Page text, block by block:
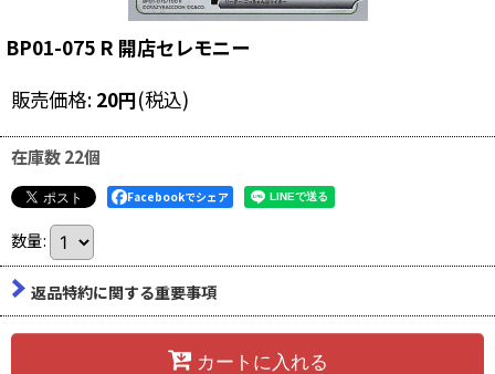
BP01-075 R 開店セレモニー
販売価格: 20円(税込)
在庫数 22個
Facebookでシェア
数量:
返品特約に関する重要事項
カートに入れる